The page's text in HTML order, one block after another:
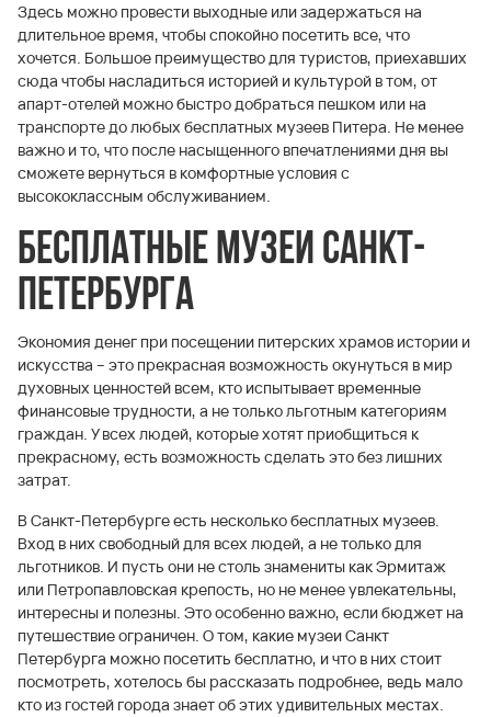
Здесь можно провести выходные или задержаться на
длительное время, чтобы спокойно посетить все, что
хочется. Большое преимущество для туристов, приехавших
сюда чтобы насладиться историей и культурой в том, от
апарт-отелей можно быстро добраться пешком или на
транспорте до любых бесплатных музеев Питера. Не менее
важно и то, что после насыщенного впечатлениями дня вы
сможете вернуться в комфортные условия с
высококлассным обслуживанием.
Бесплатные музеи Санкт-
Петербурга
Экономия денег при посещении питерских храмов истории и
искусства – это прекрасная возможность окунуться в мир
духовных ценностей всем, кто испытывает временные
финансовые трудности, а не только льготным категориям
граждан. У всех людей, которые хотят приобщиться к
прекрасному, есть возможность сделать это без лишних
затрат.
В Санкт-Петербурге есть несколько бесплатных музеев.
Вход в них свободный для всех людей, а не только для
льготников. И пусть они не столь знамениты как Эрмитаж
или Петропавловская крепость, но не менее увлекательны,
интересны и полезны. Это особенно важно, если бюджет на
путешествие ограничен. О том, какие музеи Санкт
Петербурга можно посетить бесплатно, и что в них стоит
посмотреть, хотелось бы рассказать подробнее, ведь мало
кто из гостей города знает об этих удивительных местах.